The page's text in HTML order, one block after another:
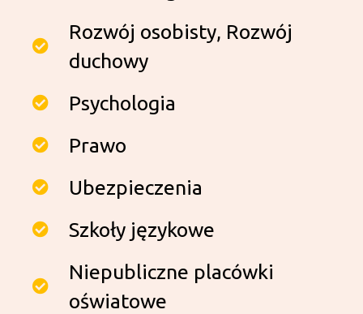
Rozwój osobisty, Rozwój
duchowy
Psychologia
Prawo
Ubezpieczenia
Szkoły językowe
Niepubliczne placówki
oświatowe